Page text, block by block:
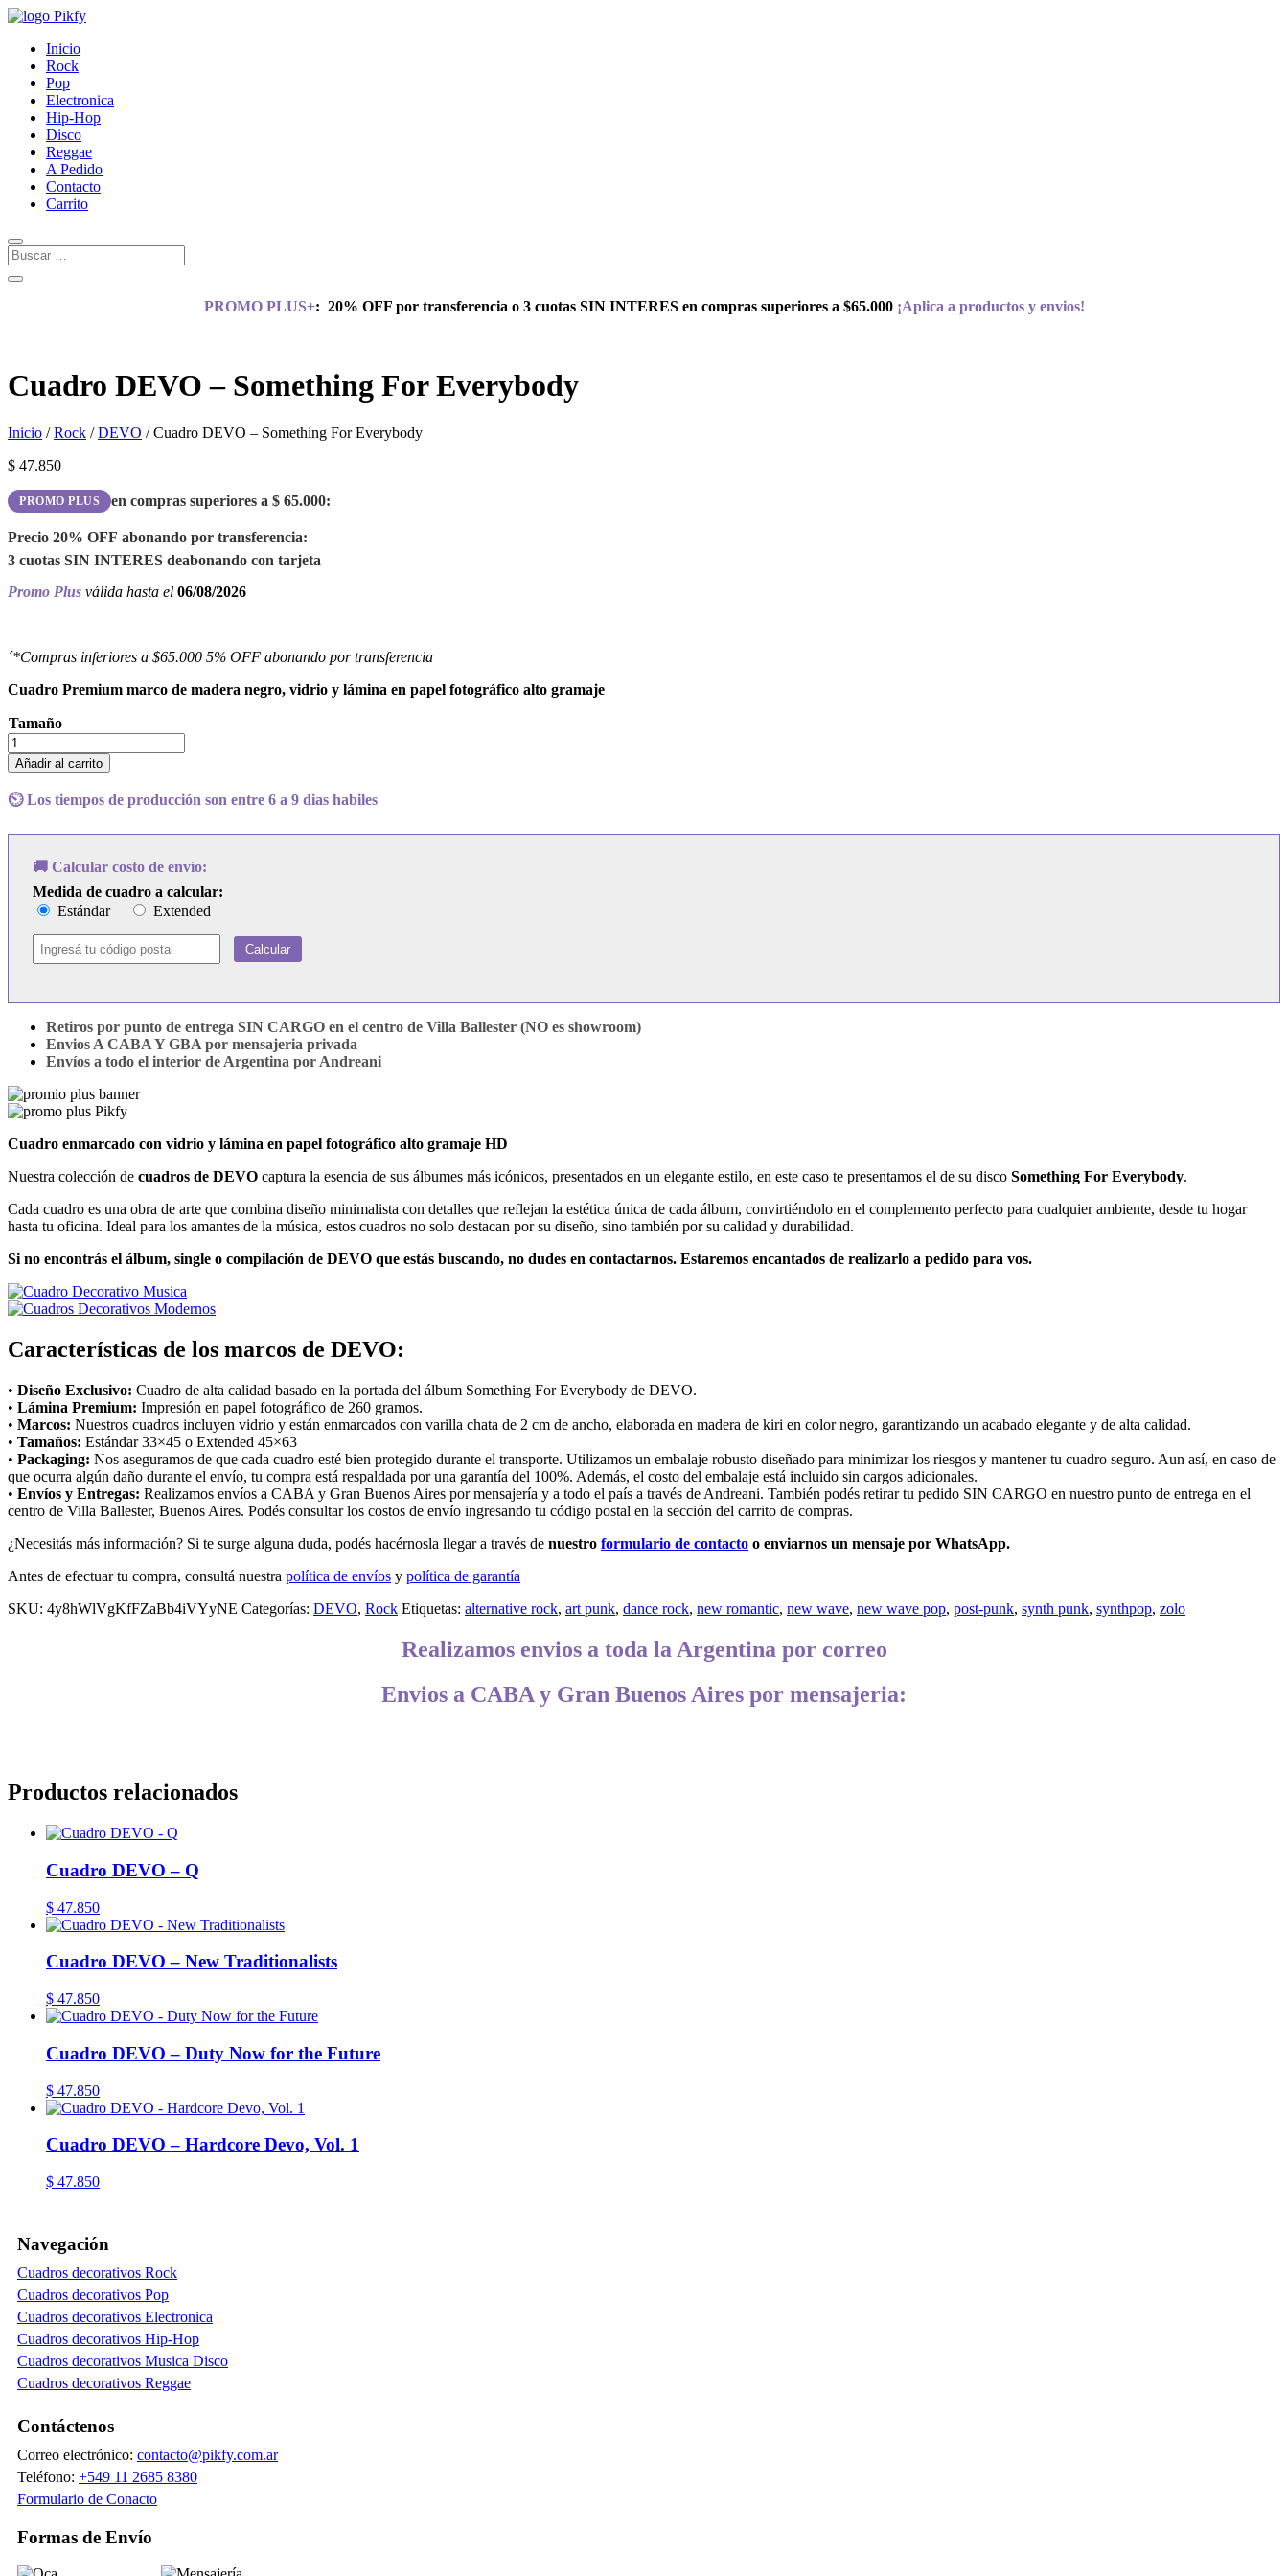
Inicio
Rock
Pop
Electronica
Hip-Hop
Disco
Reggae
A Pedido
Contacto
Carrito
PROMO PLUS+: 20% OFF por transferencia o 3 cuotas SIN INTERES en compras superiores a $65.000¡Aplica a productos y envios!
Cuadro DEVO – Something For Everybody
Inicio /Rock /DEVO / Cuadro DEVO – Something For Everybody
$ 47.850
PROMO PLUS en compras superiores a $ 65.000:
Precio 20% OFF abonando por transferencia:
3 cuotas SIN INTERES deabonando con tarjeta
Promo Plus válida hasta el 06/08/2026
´*Compras inferiores a $65.000 5% OFF abonando por transferencia
Cuadro Premium marco de madera negro, vidrio y lámina en papel fotográfico alto gramaje
Tamaño
Cuadro
DEVO
-
Something
For
Añadir al carrito
⏲️ Los tiempos de producción son entre 6 a 9 dias habiles
🚚 Calcular costo de envío:
Medida de cuadro a calcular:
Estándar
Extended
Calcular
Retiros por punto de entrega SIN CARGO en el centro de Villa Ballester (NO es showroom)
Envios A CABA Y GBA por mensajeria privada
Envíos a todo el interior de Argentina por Andreani
Cuadro enmarcado con vidrio y lámina en papel fotográfico alto gramaje HD
Nuestra colección de cuadros de DEVO captura la esencia de sus álbumes más icónicos, presentados en un elegante estilo, en este caso te presentamos el de su disco Something For Everybody.
Cada cuadro es una obra de arte que combina diseño minimalista con detalles que reflejan la estética única de cada álbum, convirtiéndolo en el complemento perfecto para cualquier ambiente, desde tu hogar
hasta tu oficina. Ideal para los amantes de la música, estos cuadros no solo destacan por su diseño, sino también por su calidad y durabilidad.
Si no encontrás el álbum, single o compilación de DEVO que estás buscando, no dudes en contactarnos. Estaremos encantados de realizarlo a pedido para vos.
Características de los marcos de DEVO:
• Diseño Exclusivo: Cuadro de alta calidad basado en la portada del álbum Something For Everybody de DEVO.
• Lámina Premium: Impresión en papel fotográfico de 260 gramos.
• Marcos: Nuestros cuadros incluyen vidrio y están enmarcados con varilla chata de 2 cm de ancho, elaborada en madera de kiri en color negro, garantizando un acabado elegante y de alta calidad.
• Tamaños: Estándar 33×45 o Extended 45×63
• Packaging: Nos aseguramos de que cada cuadro esté bien protegido durante el transporte. Utilizamos un embalaje robusto diseñado para minimizar los riesgos y mantener tu cuadro seguro. Aun así, en caso de
que ocurra algún daño durante el envío, tu compra está respaldada por una garantía del 100%. Además, el costo del embalaje está incluido sin cargos adicionales.
• Envíos y Entregas: Realizamos envíos a CABA y Gran Buenos Aires por mensajería y a todo el país a través de Andreani. También podés retirar tu pedido SIN CARGO en nuestro punto de entrega en el
centro de Villa Ballester, Buenos Aires. Podés consultar los costos de envío ingresando tu código postal en la sección del carrito de compras.
¿Necesitás más información? Si te surge alguna duda, podés hacérnosla llegar a través de nuestro formulario de contacto o enviarnos un mensaje por WhatsApp.
Antes de efectuar tu compra, consultá nuestra política de envíos y política de garantía
SKU: 4y8hWlVgKfFZaBb4iVYyNE Categorías: DEVO, Rock Etiquetas: alternative rock, art punk, dance rock, new romantic, new wave, new wave pop, post-punk, synth punk, synthpop, zolo
Realizamos envios a toda la Argentina por correo
Envios a CABA y Gran Buenos Aires por mensajeria:
Productos relacionados
Cuadro DEVO – Q
$ 47.850
Cuadro DEVO – New Traditionalists
$ 47.850
Cuadro DEVO – Duty Now for the Future
$ 47.850
Cuadro DEVO – Hardcore Devo, Vol. 1
$ 47.850
Navegación
Cuadros decorativos Rock
Cuadros decorativos Pop
Cuadros decorativos Electronica
Cuadros decorativos Hip-Hop
Cuadros decorativos Musica Disco
Cuadros decorativos Reggae
Contáctenos
Correo electrónico: contacto@pikfy.com.ar
Teléfono: +549 11 2685 8380
Formulario de Conacto
Formas de Envío